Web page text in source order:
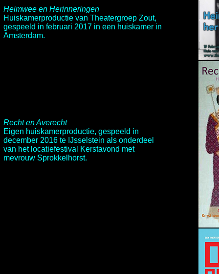
Heimwee en Herinneringen
Huiskamerproductie van Theatergroep Zout,
gespeeld in februari 2017 in een huiskamer in
Amsterdam.
Recht en Averecht
Eigen huiskamerproductie, gespeeld in
december 2016 te IJsselstein als onderdeel
van het locatiefestival
Kerstavond met
mevrouw Sprokkelhorst.